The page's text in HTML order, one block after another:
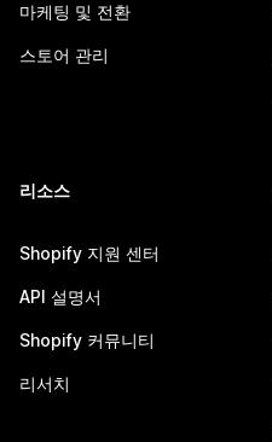
마케팅 및 전환
스토어 관리
리소스
Shopify 지원 센터
API 설명서
Shopify 커뮤니티
리서치